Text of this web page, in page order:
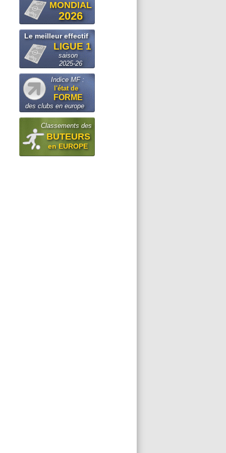
MONDIAL
2026
Le meilleur effectif
LIGUE 1
saison
2025-26
Indice MF :
l'état de
FORME
des clubs en europe
Classements des
BUTEURS
en EUROPE